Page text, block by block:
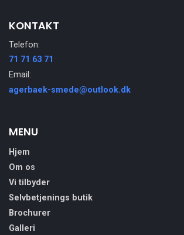
KONTAKT
Telefon:
71 71 63 71
Email:
agerbaek-smede@outlook.dk
MENU
Hjem
Om os
Vi tilbyder
Selvbetjenings butik
Brochurer
Galleri